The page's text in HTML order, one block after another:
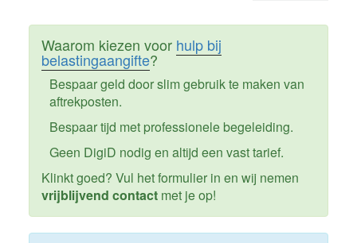
Waarom kiezen voor hulp bij
belastingaangifte?
Bespaar geld door slim gebruik te maken van
aftrekposten.
Bespaar tijd met professionele begeleiding.
Geen DigiD nodig en altijd een vast tarief.
Klinkt goed? Vul het formulier in en wij nemen
vrijblijvend contactmet je op!